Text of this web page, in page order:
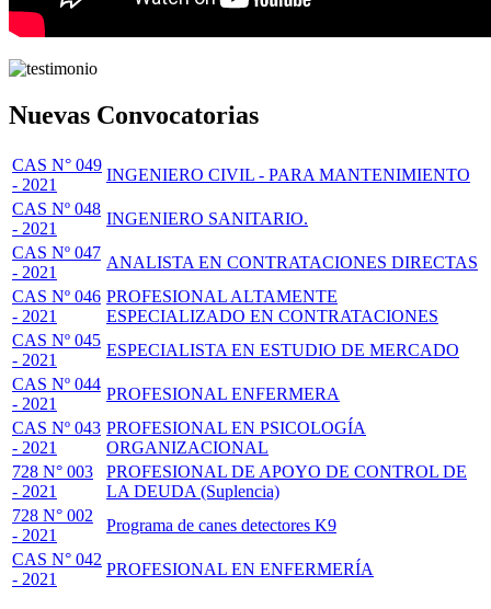
Nuevas Convocatorias
CAS N° 049
- 2021
INGENIERO CIVIL - PARA MANTENIMIENTO
CAS Nº 048
- 2021
INGENIERO SANITARIO.
CAS Nº 047
- 2021
ANALISTA EN CONTRATACIONES DIRECTAS
CAS Nº 046
- 2021
PROFESIONAL ALTAMENTE
ESPECIALIZADO EN CONTRATACIONES
CAS Nº 045
- 2021
ESPECIALISTA EN ESTUDIO DE MERCADO
CAS Nº 044
- 2021
PROFESIONAL ENFERMERA
CAS Nº 043
- 2021
PROFESIONAL EN PSICOLOGÍA
ORGANIZACIONAL
728 N° 003
- 2021
PROFESIONAL DE APOYO DE CONTROL DE
LA DEUDA (Suplencia)
728 N° 002
- 2021
Programa de canes detectores K9
CAS N° 042
- 2021
PROFESIONAL EN ENFERMERÍA